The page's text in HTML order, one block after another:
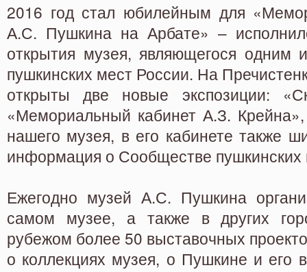
2016 год стал юбилейным для
А.С. Пушкина на Арбате» –
открытия музея, являющегося одним
пушкинских мест России. На
открыты две новые экспозиции:
«Мемориальный кабинет А.З. Крейна»,
нашего музея, в его кабинете также
информация о Сообществе пушкинских
Ежегодно музей А.С. Пушкина
самом музее, а также в других
рубежом более 50 выставочных
о коллекциях музея, о Пушкине и его